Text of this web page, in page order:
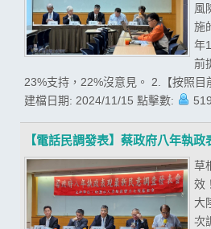
風
施
年
前
23%支持，22%沒意見。 2.【按照
建檔日期: 2024/11/15 點擊數:
【電話民調發表】蔡政府八年執
草
效
大
次